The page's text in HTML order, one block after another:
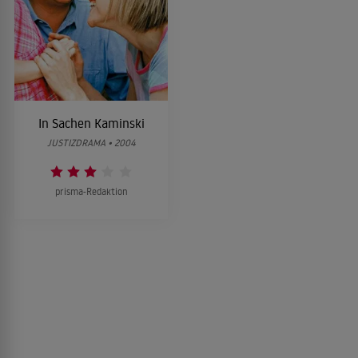
In Sachen Kaminski
JUSTIZDRAMA • 2004
prisma-Redaktion